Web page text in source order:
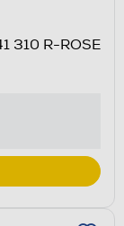
310 R-ROSE